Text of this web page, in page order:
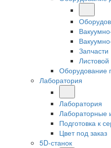
Запчасти
Оборудование
Лаборатория
Лаборатория
Лабораторные
Подготовка к
Цвет под заказ
5D-станок